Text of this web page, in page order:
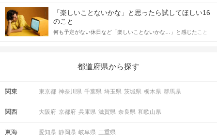
合にどのような行動に繋げるべきかをご紹介していきます。
しかし、中には「どう誘ったらいいの？」とお困りの男性もいら
っしゃるのではないでしょうか。 そこで今回は、男性から女性へ
送るLINEでのデートの誘い方のコツをご紹介します。例文も混じ
えながら解説するので、ぜひ参考にしてください。
「楽しいことないかな」と思ったら試してほしい16
のこと
何も予定がない休日など「楽しいことないかな…」と感じたこと
の楽しいことアイデアを集めました♪ いままさに楽しいことを探し
都道府県から探す
関東 東京都 神奈川県 千葉県 埼玉県 茨城県 栃木県 群馬県
関西 大阪府 京都府 兵庫県 滋賀県 奈良県 和歌山県
東海 愛知県 静岡県 岐阜県 三重県